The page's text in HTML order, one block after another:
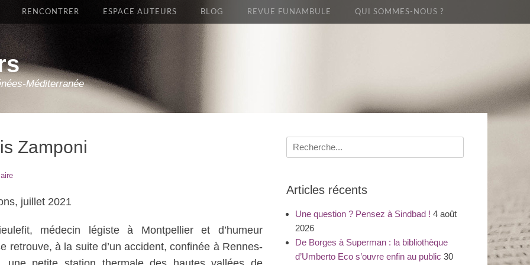
Méditerranée
RENCONTRER ESPACE AUTEURS BLOG REVUE FUNAMBULE QUI SOMMES-NOUS ?
Zamponi
juillet 2021
médecin légiste à Montpellier et d’humeur
retrouve, à la suite d’un accident, confinée à Rennes-
Recherche
pour
Articles récents
Une question ? Pensez à Sindbad ! 4 août
2026
De Borges à Superman : la bibliothèque
d’Umberto Eco s’ouvre enfin au public 30